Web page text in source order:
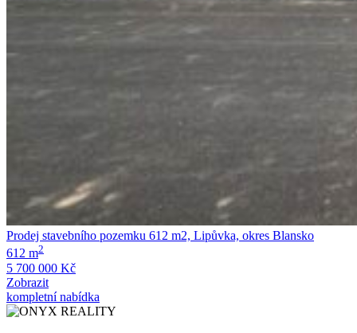
Prodej stavebního pozemku 612 m2, Lipůvka, okres Blansko
612 m2
5 700 000 Kč
Zobrazit
kompletní nabídka